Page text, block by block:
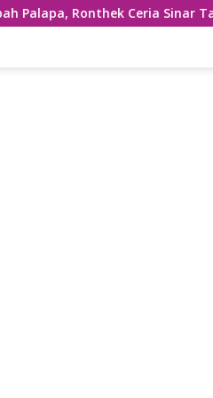
Ceria Sinar Tanjung Hibur